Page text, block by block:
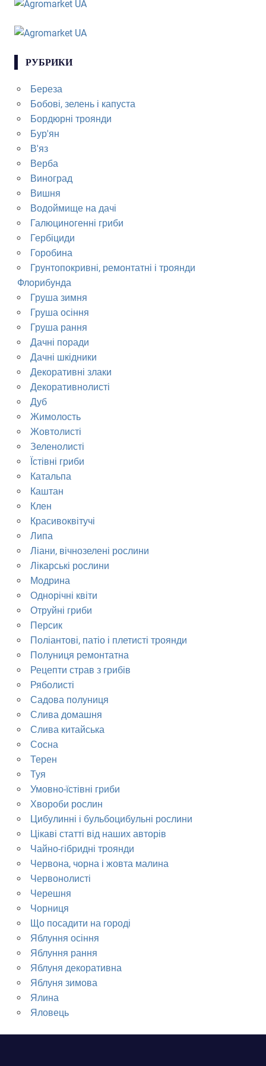
РУБРИКИ
Береза
Бобові, зелень і капуста
Бордюрні троянди
Бур'ян
В'яз
Верба
Виноград
Вишня
Водоймище на дачі
Галюциногенні гриби
Гербіциди
Горобина
Грунтопокривні, ремонтатні і троянди
Флорибунда
Груша зимня
Груша осіння
Груша рання
Дачні поради
Дачні шкідники
Декоративні злаки
Декоративнолисті
Дуб
Жимолость
Жовтолисті
Зеленолисті
Їстівні гриби
Катальпа
Каштан
Клен
Красивоквітучі
Липа
Ліани, вічнозелені рослини
Лікарські рослини
Модрина
Однорічні квіти
Отруйні гриби
Персик
Поліантові, патіо і плетисті троянди
Полуниця ремонтатна
Рецепти страв з грибів
Ряболисті
Садова полуниця
Слива домашня
Слива китайська
Сосна
Терен
Туя
Умовно-їстівні гриби
Хвороби рослин
Цибулинні і бульбоцибульні рослини
Цікаві статті від наших авторів
Чайно-гібридні троянди
Червона, чорна і жовта малина
Червонолисті
Черешня
Чорниця
Що посадити на городі
Яблуння осіння
Яблуння рання
Яблуня декоративна
Яблуня зимова
Ялина
Яловець